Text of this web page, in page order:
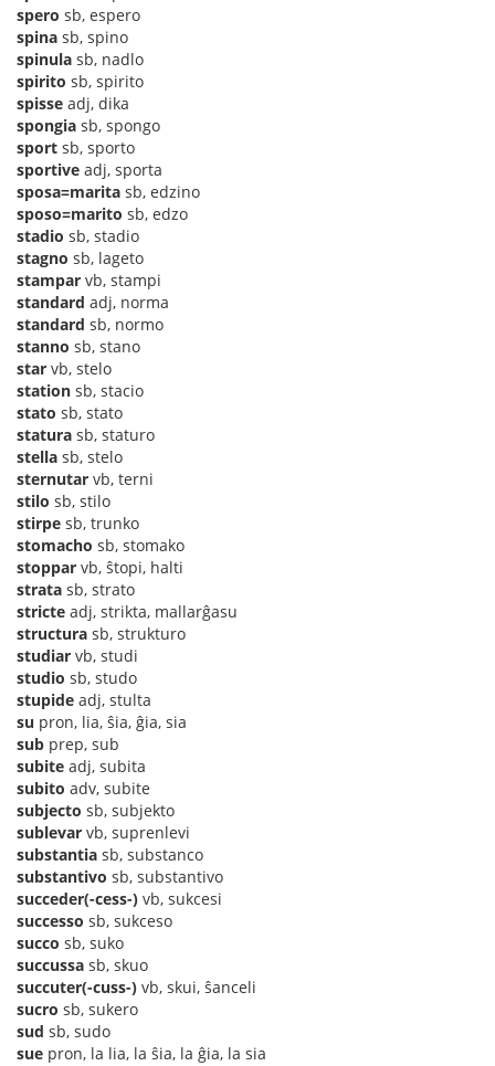
spero sb, espero
spina sb, spino
spinula sb, nadlo
spirito sb, spirito
spisse adj, dika
spongia sb, spongo
sport sb, sporto
sportive adj, sporta
sposa=marita sb, edzino
sposo=marito sb, edzo
stadio sb, stadio
stagno sb, lageto
stampar vb, stampi
standard adj, norma
standard sb, normo
stanno sb, stano
star vb, stelo
station sb, stacio
stato sb, stato
statura sb, staturo
stella sb, stelo
sternutar vb, terni
stilo sb, stilo
stirpe sb, trunko
stomacho sb, stomako
stoppar vb, ŝtopi, halti
strata sb, strato
stricte adj, strikta, mallarĝasu
structura sb, strukturo
studiar vb, studi
studio sb, studo
stupide adj, stulta
su pron, lia, ŝia, ĝia, sia
sub prep, sub
subite adj, subita
subito adv, subite
subjecto sb, subjekto
sublevar vb, suprenlevi
substantia sb, substanco
substantivo sb, substantivo
succeder(-cess-) vb, sukcesi
successo sb, sukceso
succo sb, suko
succussa sb, skuo
succuter(-cuss-) vb, skui, ŝanceli
sucro sb, sukero
sud sb, sudo
sue pron, la lia, la ŝia, la ĝia, la sia